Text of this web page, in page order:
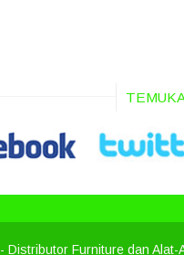
- Distributor Furniture dan